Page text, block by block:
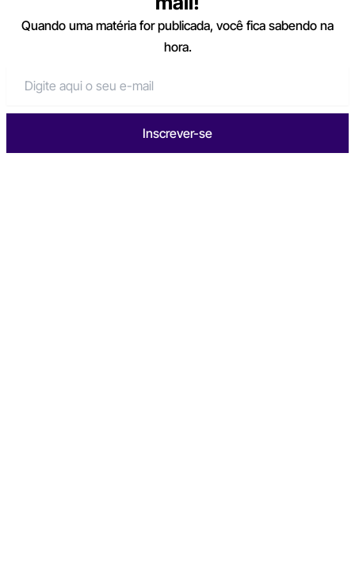
Quando uma matéria for publicada, você fica sabendo na
hora.
Inscrever-se